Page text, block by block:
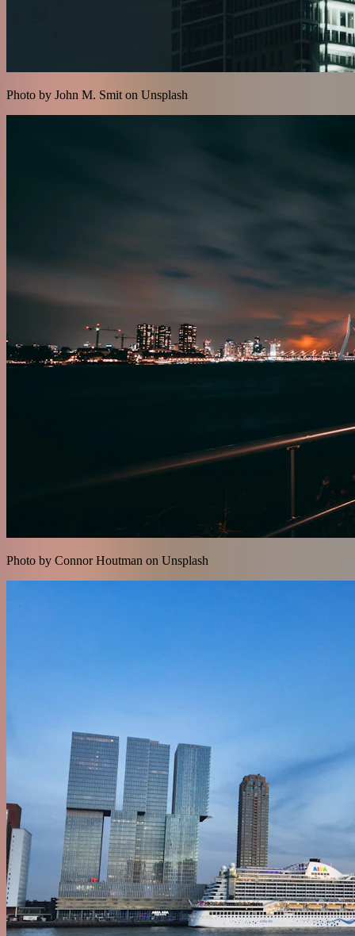
Photo by John M. Smit on Unsplash
Photo by Connor Houtman on Unsplash